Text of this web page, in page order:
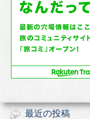
最近の投稿